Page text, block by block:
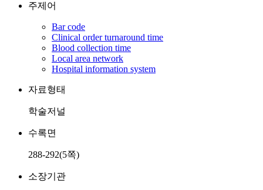
주제어
Bar code
Clinical order turnaround time
Blood collection time
Local area network
Hospital information system
자료형태
학술저널
수록면
288-292(5쪽)
소장기관